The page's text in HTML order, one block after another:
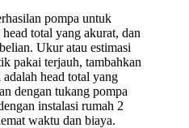
pompa untuk
total yang akurat, dan
Ukur atau estimasi
pakai terjauh, tambahkan
head total yang
dengan tukang pompa
instalasi rumah 2
waktu dan biaya.